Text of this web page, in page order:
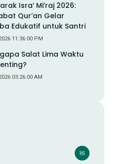
Isra’ Mi’raj 2026:
Qur’an Gelar
Edukatif untuk Santri
11:36:00 PM
Salat Lima Waktu
03:26:00 AM
16